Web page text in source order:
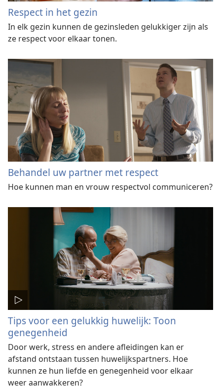
Respect in het gezin
In elk gezin kunnen de gezinsleden gelukkiger zijn als
ze respect voor elkaar tonen.
Behandel uw partner met respect
Hoe kunnen man en vrouw respectvol communiceren?
Tips voor een gelukkig huwelijk: Toon
genegenheid
Door werk, stress en andere afleidingen kan er
afstand ontstaan tussen huwelijkspartners. Hoe
kunnen ze hun liefde en genegenheid voor elkaar
weer aanwakkeren?